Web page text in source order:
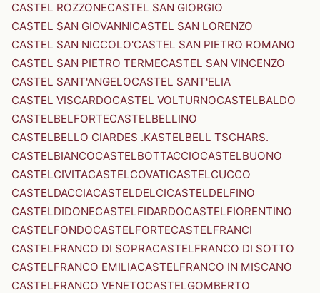
CASTEL ROZZONECASTEL SAN GIORGIO
CASTEL SAN GIOVANNICASTEL SAN LORENZO
CASTEL SAN NICCOLO'CASTEL SAN PIETRO ROMANO
CASTEL SAN PIETRO TERMECASTEL SAN VINCENZO
CASTEL SANT'ANGELOCASTEL SANT'ELIA
CASTEL VISCARDOCASTEL VOLTURNOCASTELBALDO
CASTELBELFORTECASTELBELLINO
CASTELBELLO CIARDES .KASTELBELL TSCHARS.
CASTELBIANCOCASTELBOTTACCIOCASTELBUONO
CASTELCIVITACASTELCOVATICASTELCUCCO
CASTELDACCIACASTELDELCICASTELDELFINO
CASTELDIDONECASTELFIDARDOCASTELFIORENTINO
CASTELFONDOCASTELFORTECASTELFRANCI
CASTELFRANCO DI SOPRACASTELFRANCO DI SOTTO
CASTELFRANCO EMILIACASTELFRANCO IN MISCANO
CASTELFRANCO VENETOCASTELGOMBERTO